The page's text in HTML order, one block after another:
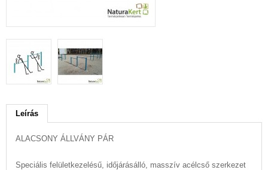
Leírás
ALACSONY ÁLLVÁNY PÁR
Speciális felületkezelésű, időjárásálló, masszív acélcső szerkezet